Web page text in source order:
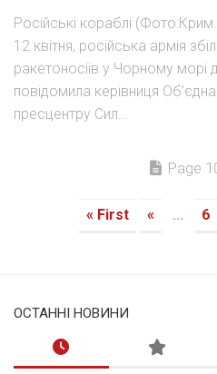
Російські кораблі
12 квітня, російська армія
ракетоносіїв у Чорному
повідомила керівниця
пресцентру Сил...
Page
« First « ... 6
ОСТАННІ НОВИНИ